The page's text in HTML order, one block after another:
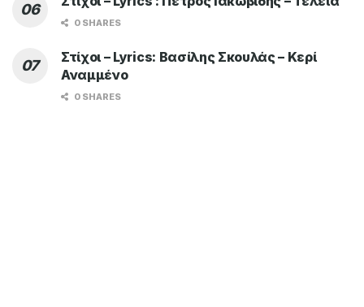
0 SHARES
Στίχοι – Lyrics: Βασίλης Σκουλάς – Κερί
Αναμμένο
0 SHARES